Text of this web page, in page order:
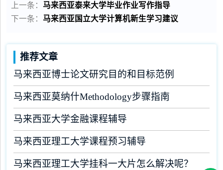
上一条：马来西亚泰来大学毕业作业写作指导
下一条：马来西亚国立大学计算机新生学习建议
推荐文章
马来西亚博士论文研究目的和目标范例
马来西亚莫纳什Methodology步骤指南
马来西亚大学金融课程辅导
马来西亚理工大学课程预习辅导
马来西亚理工大学挂科一大片怎么解决呢？